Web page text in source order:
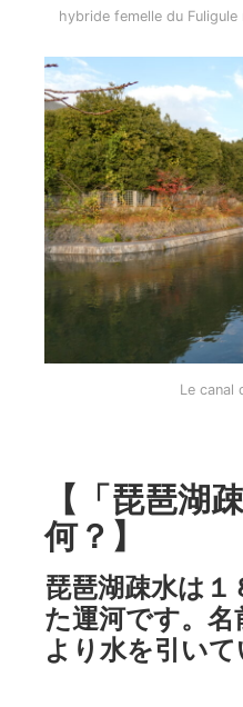
hybride femelle du
Le canal
【「琵琶湖
何？】
琵琶湖疎水は１
た運河です。
より水を引いて